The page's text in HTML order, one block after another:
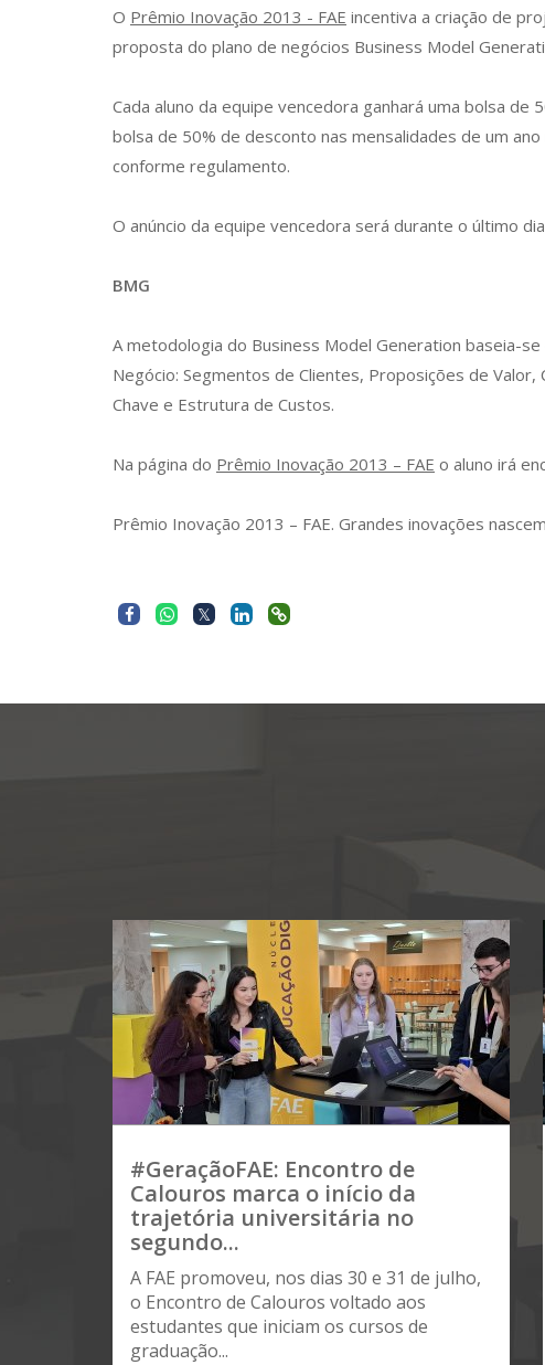
O Prêmio Inovação 2013 - FAE incentiva a criação de
proposta do plano de negócios Business Model
Cada aluno da equipe vencedora ganhará uma bolsa
bolsa de 50% de desconto nas mensalidades de um
conforme regulamento.
O anúncio da equipe vencedora será durante o último
BMG
A metodologia do Business Model Generation baseia-
Negócio: Segmentos de Clientes, Proposições de
Chave e Estrutura de Custos.
Na página do Prêmio Inovação 2013 – FAE o aluno irá
Prêmio Inovação 2013 – FAE. Grandes inovações
#GeraçãoFAE: Encontro de
Calouros marca o início da
trajetória universitária no
segundo...
A FAE promoveu, nos dias 30 e 31 de julho,
o Encontro de Calouros voltado aos
estudantes que iniciam os cursos de
graduação...